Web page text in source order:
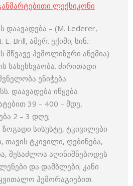
ლექსიკონი
– (M. Lederer,
Brill, ამერ. ექიმი; სინ.:
ჰემოლიზური ანემია)
სახესხვაობა. ძირითადი
ენიჭება
დაავადება იწყება
39 – 400 – მდე,
2 – 3 დღე;
სისუსტე, ტკივილები
თავის ტკივილი, ღებინება,
შესაძლოა აღინიშნებოდეს
და დამბლები; კანი
ჰემორაგიებით.